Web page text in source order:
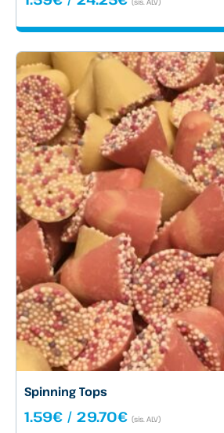
-
Spinning Tops
1.59€ / 29.70€Hintaluokka:
(sis. ALV)